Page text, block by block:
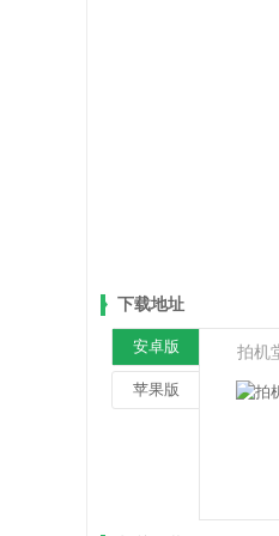
下载地址
安卓版
苹果版
拍机